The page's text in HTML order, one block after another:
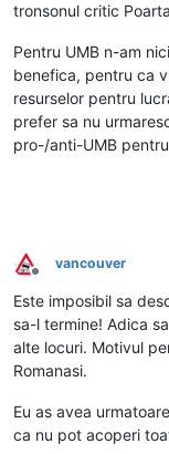
tronsonul critic
Pentru UMB n-am
benefica, pentru ca
resurselor pentru
prefer sa nu
pro-/anti-UMB
Deconectat
vancouver
Este imposibil sa
sa-l termine! Adica
alte locuri. Motivul
Romanasi.
Eu as avea
ca nu pot acoperi